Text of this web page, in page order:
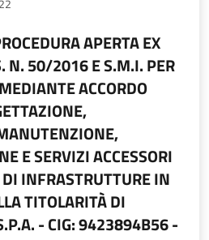
APERTA EX
N. 50/2016 E S.M.I. PER
ACCORDO
E SERVIZI ACCESSORI
INFRASTRUTTURE IN
TITOLARITÀ DI
- CIG: 9423894B56 -